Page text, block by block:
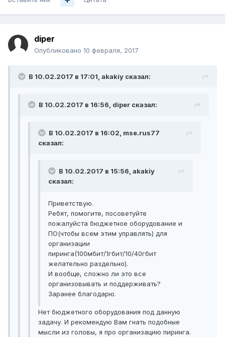
diper
Опубликовано 10 февраля, 2017
В 10.02.2017 в 17:01, akakiy сказал:
В 10.02.2017 в 16:56, diper сказал:
В 10.02.2017 в 16:02, mse.rus77
сказал:
В 10.02.2017 в 15:56, akakiy
сказал:
Приветствую.
Ребят, помогите, посоветуйте
пожалуйста бюджетное оборудование и
ПО(чтобы всем этим управлять) для
организации
пиринга(100мбит/1гбит/10/40гбит
желательно раздельно).
И вообще, сложно ли это все
организовывать и поддерживать?
Заранее благодарю.
Нет бюджетного оборудования под данную
задачу. И рекомендую Вам гнать подобные
мысли из головы, я про организацию пиринга.